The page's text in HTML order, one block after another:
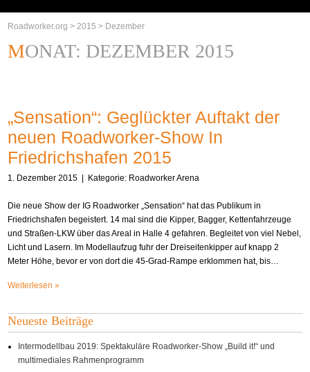
Roadworker.org >2015 > Dezember
MONAT: DEZEMBER 2015
„Sensation“: Geglückter Auftakt der
neuen Roadworker-Show In
Friedrichshafen 2015
1. Dezember 2015 | Kategorie: Roadworker Arena
Die neue Show der IG Roadworker „Sensation“ hat das Publikum in
Friedrichshafen begeistert. 14 mal sind die Kipper, Bagger, Kettenfahrzeuge
und Straßen-LKW über das Areal in Halle 4 gefahren. Begleitet von viel Nebel,
Licht und Lasern. Im Modellaufzug fuhr der Dreiseitenkipper auf knapp 2
Meter Höhe, bevor er von dort die 45-Grad-Rampe erklommen hat, bis…
Weiterlesen »
Neueste Beiträge
Intermodellbau 2019: Spektakuläre Roadworker-Show „Build it!“ und
multimediales Rahmenprogramm